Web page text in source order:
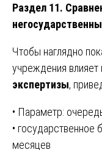
Раздел 11.
Чтобы наглядно
учреждения влияет
экспертизы,
• Параметр:
•
месяцев